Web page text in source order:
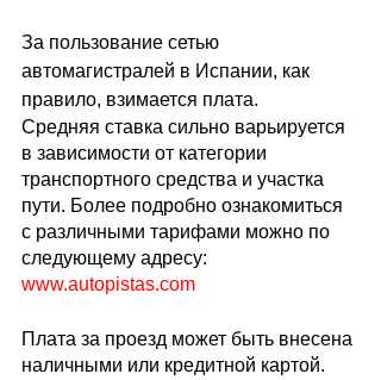
За пользование сетью
автомагистралей в Испании, как
правило, взимается плата.
Средняя ставка сильно варьируется
в зависимости от категории
транспортного средства и участка
пути. Более подробно ознакомиться
с различными тарифами можно по
следующему адресу:
www.autopistas.com
Плата за проезд может быть внесена
наличными или кредитной картой.